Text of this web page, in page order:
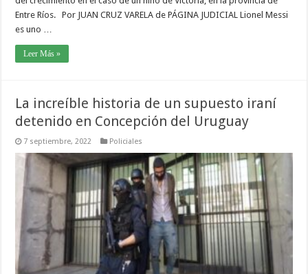
Entre Ríos. Por JUAN CRUZ VARELA de PÁGINA JUDICIAL Lionel Messi
es uno …
Leer Más »
La increíble historia de un supuesto iraní
detenido en Concepción del Uruguay
7 septiembre, 2022 Policiales